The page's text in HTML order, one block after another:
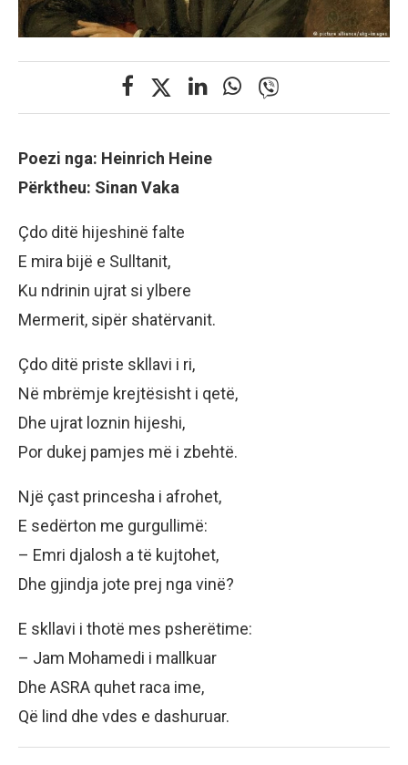
Poezi nga: Heinrich Heine
Përktheu: Sinan Vaka
Çdo ditë hijeshinë falte
E mira bijë e Sulltanit,
Ku ndrinin ujrat si ylbere
Mermerit, sipër shatërvanit.
Çdo ditë priste skllavi i ri,
Në mbrëmje krejtësisht i qetë,
Dhe ujrat loznin hijeshi,
Por dukej pamjes më i zbehtë.
Një çast princesha i afrohet,
E sedërton me gurgullimë:
– Emri djalosh a të kujtohet,
Dhe gjindja jote prej nga vinë?
E skllavi i thotë mes psherëtime:
– Jam Mohamedi i mallkuar
Dhe ASRA quhet raca ime,
Që lind dhe vdes e dashuruar.